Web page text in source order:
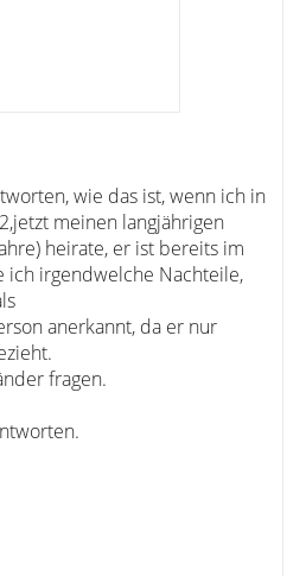
wie das ist, wenn ich in
meinen langjährigen
heirate, er ist bereits im
ich irgendwelche Nachteile,
anerkannt, da er nur
fragen.